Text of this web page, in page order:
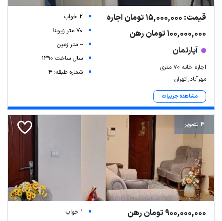
قیمت: 15,000,000 تومان اجاره
100,000,000 تومان رهن
آپارتمان
اجاره خانه ۷۰ متری
مهرآباد, تهران
مشاهده جزییات
2 خواب
70 متر زیربنا
-- متر زمین
سال ساخت 1390
شماره طبقه: 4
4 تصویر
900,000,000 تومان رهن
1 خواب